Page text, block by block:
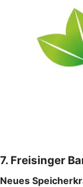
7. Freisinger
Neues